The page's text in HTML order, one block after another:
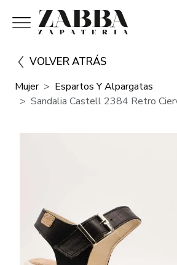
VOLVER ATRÁS
Mujer
Espartos Y Alpargatas
Sandalia Castell 2384 Retro